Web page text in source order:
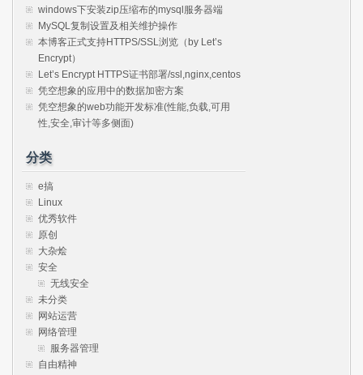
windows下安装zip压缩布的mysql服务器端
MySQL复制设置及相关维护操作
本博客正式支持HTTPS/SSL浏览（by Let’s
Encrypt）
Let’s Encrypt HTTPS证书部署/ssl,nginx,centos
凭空想象的应用中的数据加密方案
凭空想象的web功能开发标准(性能,负载,可用
性,安全,审计等多侧面)
分类
e搞
Linux
优秀软件
原创
大杂烩
安全
无线安全
未分类
网站运营
网络管理
服务器管理
自由精神